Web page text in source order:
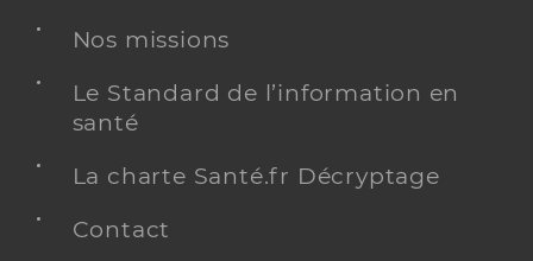
Nos missions
Le Standard de l’information en
santé
La charte Santé.fr Décryptage
Contact